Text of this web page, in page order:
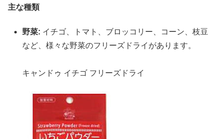
主な種類
野菜: イチゴ、トマト、ブロッコリー、コーン、枝豆
など、様々な野菜のフリーズドライがあります。
キャンドゥ イチゴ フリーズドライ